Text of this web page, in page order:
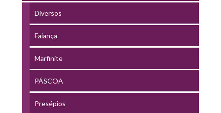
Diversos
Faiança
Marfinite
PÁSCOA
Presépios